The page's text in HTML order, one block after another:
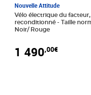
Nouvelle Attitude
Vélo électrique du facteur,
reconditionné - Taille normale -
Noir/ Rouge
1 490,00€